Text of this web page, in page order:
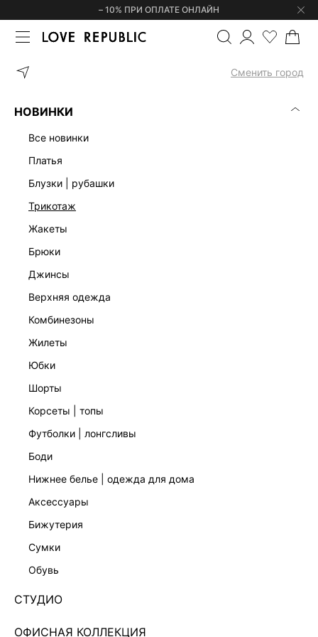
– 10% ПРИ ОПЛАТЕ ОНЛАЙН
Сменить город
НОВИНКИ
все новинки
платья
блузки | рубашки
трикотаж
жакеты
брюки
джинсы
верхняя одежда
комбинезоны
жилеты
юбки
шорты
корсеты | топы
футболки | лонгсливы
боди
нижнее белье | одежда для дома
аксессуары
бижутерия
сумки
обувь
СТУДИО
ОФИСНАЯ КОЛЛЕКЦИЯ
ГЛАВНАЯ БОДИ С ДЛИННЫМИ
Нет в наличии
ЦВЕТ:БЕЛЫЙ